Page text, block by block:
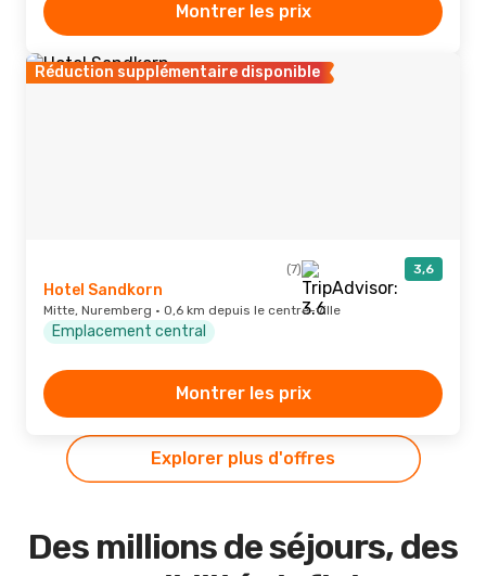
Montrer les prix
Réduction supplémentaire disponible
(7) 3,6
Hotel Sandkorn
Mitte, Nuremberg · 0,6 km depuis le centre-ville
Emplacement central
Montrer les prix
Explorer plus d'offres
Des millions de séjours, des